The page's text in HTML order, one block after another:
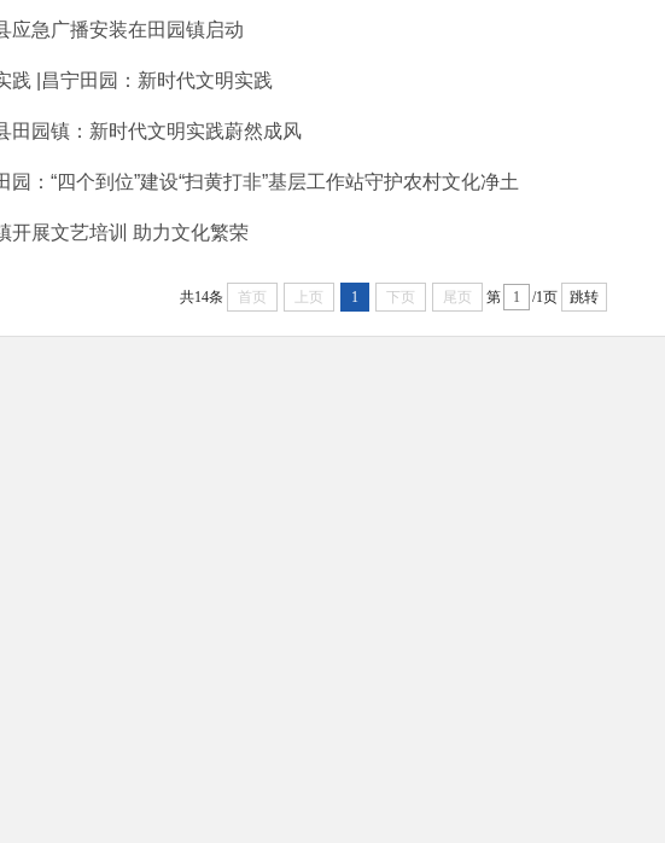
应急广播安装在田园镇启动
践 |昌宁田园：新时代文明实践
田园镇：新时代文明实践蔚然成风
园：“四个到位”建设“扫黄打非”基层工作站守护农村文化净土
开展文艺培训 助力文化繁荣
共14条 首页 上页 1 下页 尾页 第 /1页 跳转